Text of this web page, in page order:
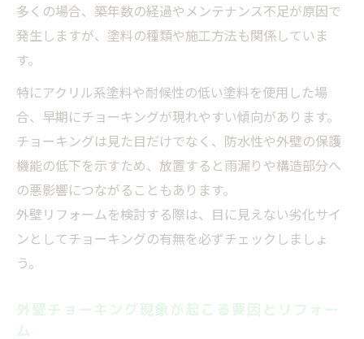
多くの場合、築年数の経過やメンテナンス不足が原因で
発生しますが、塗料の種類や施工方法も関係していま
す。
特にアクリル系塗料や耐候性の低い塗料を使用した場
合、早期にチョーキングが現れやすい傾向があります。
チョーキングは見た目だけでなく、防水性や外壁の保護
機能の低下を示すため、放置すると雨漏りや構造部分へ
の悪影響につながることもあります。
外壁リフォームを検討する際は、目に見えない劣化サイ
ンとしてチョーキングの有無を必ずチェックしましょ
う。
外壁チョーキング現象が起こる要因とリフォー
ム